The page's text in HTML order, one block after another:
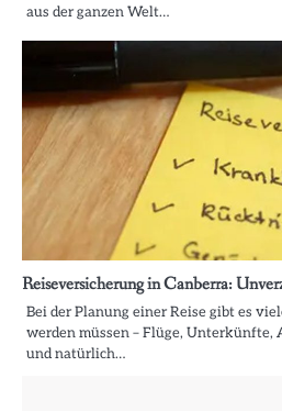
aus der ganzen Welt…
Reiseversicherung in Canberra:
Bei der Planung einer Reise gibt es
werden müssen – Flüge,
und natürlich…